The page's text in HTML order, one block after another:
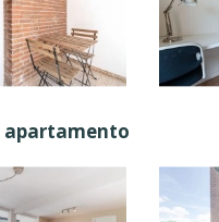
apartamento